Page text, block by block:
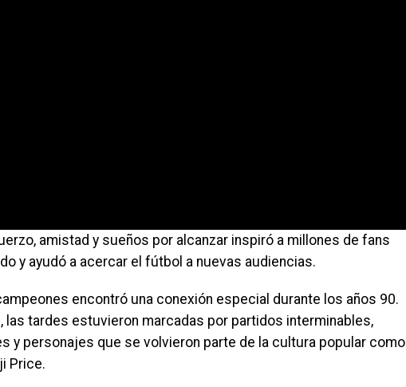
amistad y sueños por alcanzar inspiró a millones de fans
y ayudó a acercar el fútbol a nuevas audiencias.
encontró una conexión especial durante los años 90.
las tardes estuvieron marcadas por partidos interminables,
y personajes que se volvieron parte de la cultura popular como
Price.